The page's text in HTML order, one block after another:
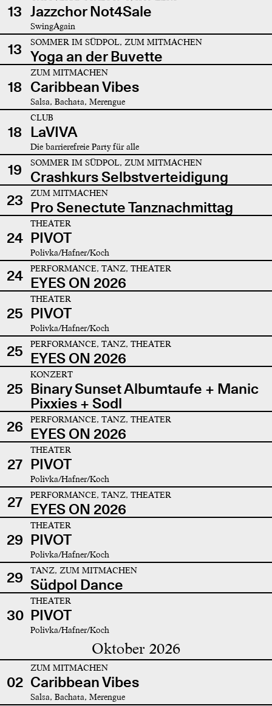
13 Jazzchor Not4Sale
SwingAgain
13 SOMMER IM SÜDPOL, ZUM MITMACHEN
Yoga an der Buvette
18
ZUM MITMACHEN
Caribbean Vibes
Salsa, Bachata, Merengue
18
CLUB
LaVIVA
Die barrierefreie Party für alle
19 SOMMER IM SÜDPOL, ZUM MITMACHEN
Crashkurs Selbstverteidigung
23
ZUM MITMACHEN
Pro Senectute Tanznachmittag
24
THEATER
PIVOT
Polivka/Hafner/Koch
24 PERFORMANCE, TANZ, THEATER
EYES ON 2026
25
THEATER
PIVOT
Polivka/Hafner/Koch
25 PERFORMANCE, TANZ, THEATER
EYES ON 2026
25
KONZERT
Binary Sunset Albumtaufe + Manic
Pixxies + Sodl
26
PERFORMANCE, TANZ, THEATER
EYES ON 2026
27
THEATER
PIVOT
Polivka/Hafner/Koch
27 PERFORMANCE, TANZ, THEATER
EYES ON 2026
29
THEATER
PIVOT
Polivka/Hafner/Koch
29 TANZ, ZUM MITMACHEN
Südpol Dance
30
THEATER
PIVOT
Polivka/Hafner/Koch
Oktober 2026
02
ZUM MITMACHEN
Caribbean Vibes
Salsa, Bachata, Merengue